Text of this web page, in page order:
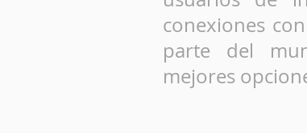
conexiones
parte del
mejores